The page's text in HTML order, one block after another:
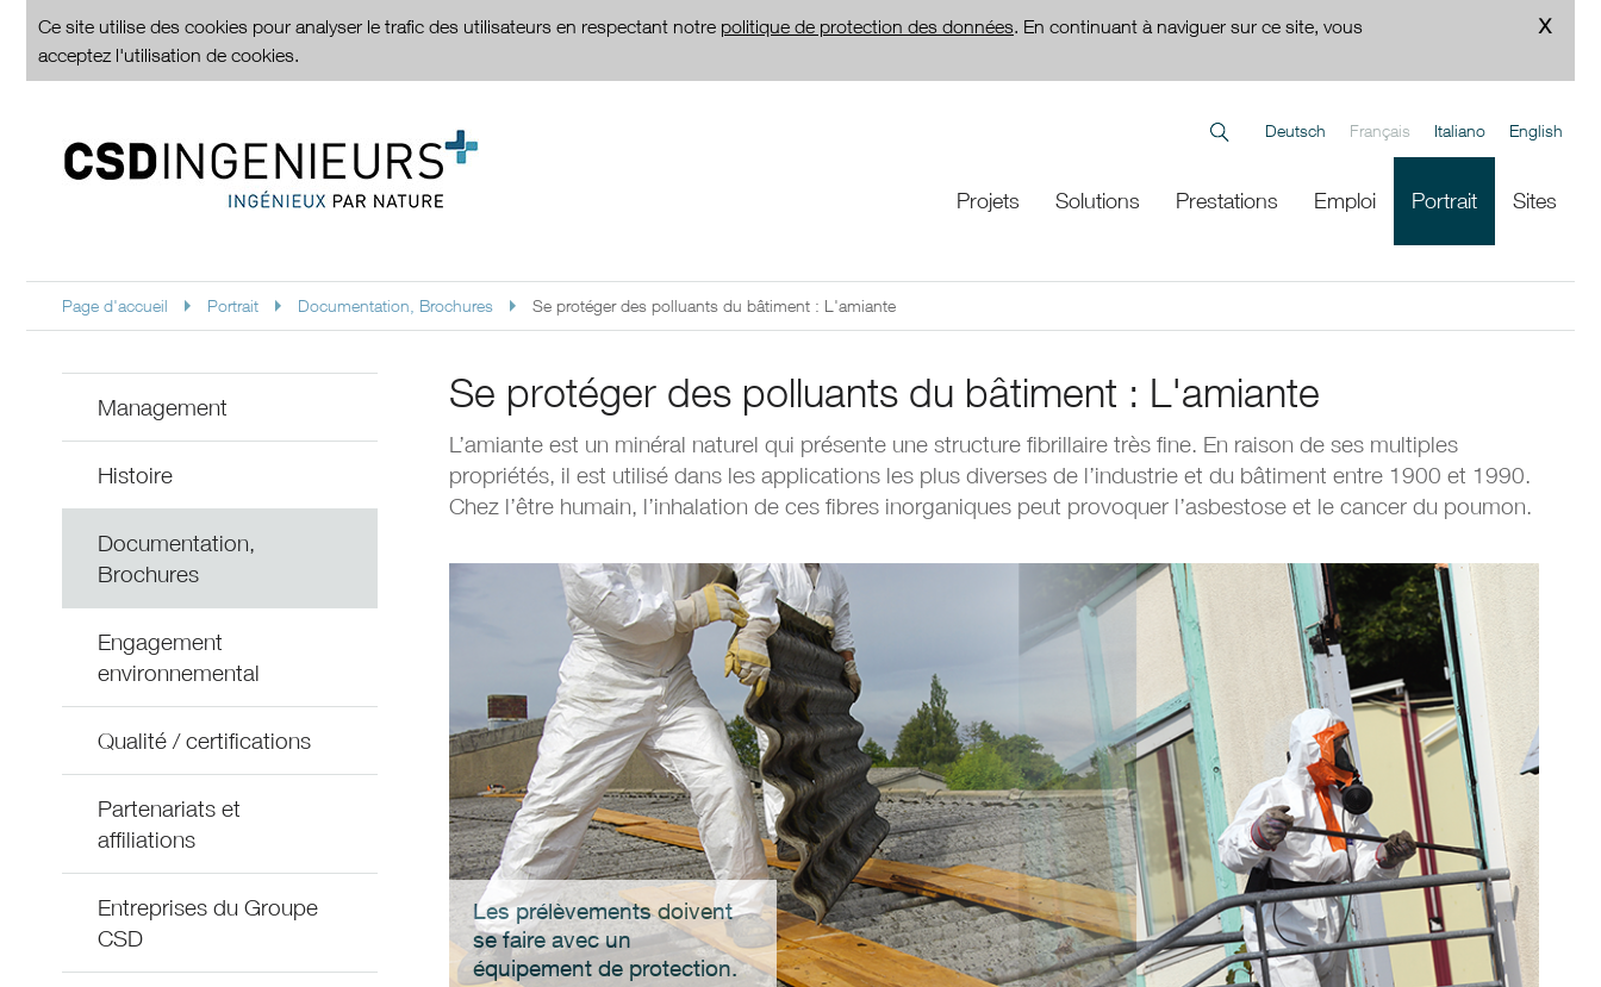
Ce site utilise des cookies pour analyser le trafic des utilisateurs en respectant notre politique de protection des données. En continuant à naviguer sur ce site, vous
acceptez l'utilisation de cookies.
Deutsch Français Italiano English
Projets Solutions Prestations Emploi Portrait Sites
Page d'accueil Portrait Documentation, Brochures Se protéger des polluants du bâtiment : L'amiante
Management
Histoire
Documentation,
Brochures
Engagement
environnemental
Qualité / certifications
Partenariats et
affiliations
Entreprises du Groupe
CSD
Se protéger des polluants du bâtiment : L'amiante
L’amiante est un minéral naturel qui présente une structure fibrillaire très fine. En raison de ses multiples
propriétés, il est utilisé dans les applications les plus diverses de l’industrie et du bâtiment entre 1900 et 1990.
Chez l’être humain, l’inhalation de ces fibres inorganiques peut provoquer l’asbestose et le cancer du poumon.
Les prélèvements doivent
se faire avec un
équipement de protection.